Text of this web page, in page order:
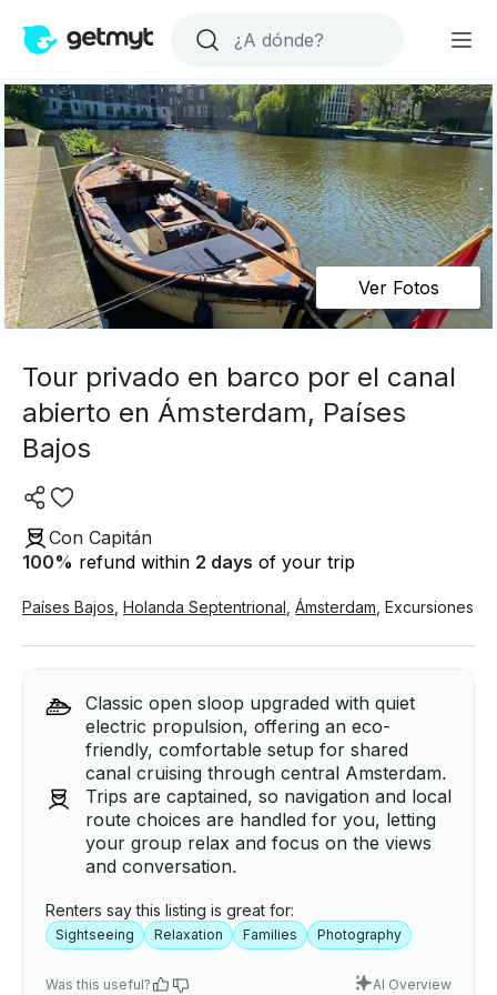
Ver Fotos
Tour privado en barco por el canal
abierto en Ámsterdam, Países
Bajos
Con Capitán
100% refund within 2 days of your trip
Países Bajos Holanda Septentrional Ámsterdam Excursiones
Classic open sloop upgraded with quiet
electric propulsion, offering an eco-
friendly, comfortable setup for shared
canal cruising through central Amsterdam.
Trips are captained, so navigation and local
route choices are handled for you, letting
your group relax and focus on the views
and conversation.
Renters say this listing is great for:
Sightseeing Relaxation Families Photography
Was this useful? AI Overview